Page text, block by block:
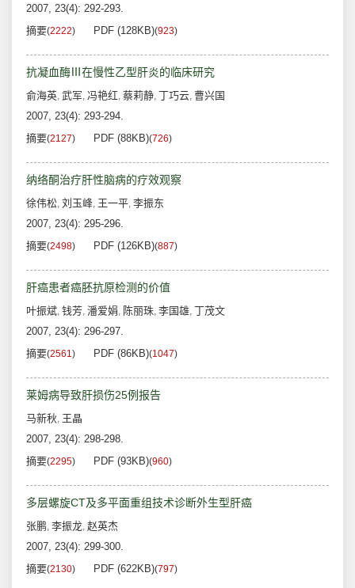
2007, 23(4): 292-293.
摘要(2222) PDF (128KB)(923)
抗凝血酶Ⅲ在慢性乙型肝炎的临床研究
俞海英, 武军, 冯艳红, 蔡莉静, 丁巧云, 曹兴国
2007, 23(4): 293-294.
摘要(2127) PDF (88KB)(726)
纳络酮治疗肝性脑病的疗效观察
徐伟松, 刘玉峰, 王一平, 李振东
2007, 23(4): 295-296.
摘要(2498) PDF (126KB)(887)
肝癌患者癌胚抗原检测的价值
叶振斌, 钱芳, 潘爱娟, 陈丽珠, 李国雄, 丁茂文
2007, 23(4): 296-297.
摘要(2561) PDF (86KB)(1047)
莱姆病导致肝损伤25例报告
马新秋, 王晶
2007, 23(4): 298-298.
摘要(2295) PDF (93KB)(960)
多层螺旋CT及多平面重组技术诊断外生型肝癌
张鹏, 李振龙, 赵英杰
2007, 23(4): 299-300.
摘要(2130) PDF (622KB)(797)